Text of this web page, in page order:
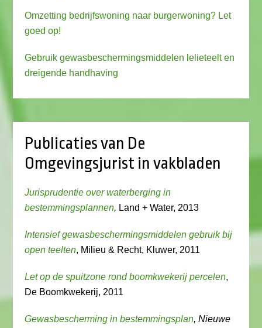
Omzetting bedrijfswoning naar burgerwoning? Let
goed op!
Gebruik gewasbeschermingsmiddelen lelieteelt en
dreigende handhaving
Publicaties van De
Omgevingsjurist in vakbladen
Jurisprudentie over waterberging in
bestemmingsplannen, Land + Water, 2013
Intensief gewasbeschermingsmiddelen gebruik bij
open teelten, Milieu & Recht, Kluwer, 2011
Let op de spuitzone rond boomkwekerij percelen,
De Boomkwekerij, 2011
Gewasbescherming in bestemmingsplan, Nieuwe